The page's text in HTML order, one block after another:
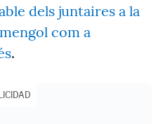
dels juntaires a la
com a
.